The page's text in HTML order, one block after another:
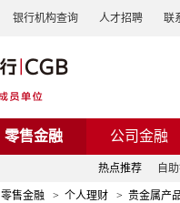
银行机构查询 人才招聘 联
零售金融 公司金融
热点推荐 自
零售金融 > 个人理财 > 贵金属产